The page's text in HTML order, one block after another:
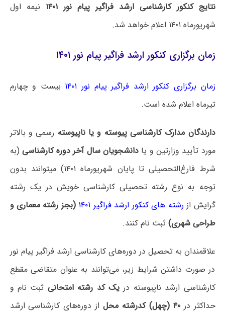
نتایج کنکور کارشناسی ارشد فراگیر پیام نور ۱۴۰۱
نیمه اول
شهریورماه ۱۴۰۱ اعلام خواهد شد.
زمان برگزاری کنکور ارشد فراگیر پیام نور ۱۴۰۱
زمان برگزاری کنکور ارشد فراگیر پیام نور ۱۴۰۱
بیست و چهارم
تیرماه اعلام شده است.
دارندگان مدارک کارشناسی پیوسته و یا ناپیوسته رسمی و بالاتر
مورد تأیید وزارتین و یا دانشجویان سال آخر دوره کارشناسی (به
شرط فارغ‌التحصیلی تا پایان شهریورماه ۱۴۰۱) میتوانند بدون
توجه به نوع رشته تحصیلی کارشناسی خویش در یک رشته
گرایش از رشته‌ های کنکور ارشد فراگیر ۱۴۰۱
(بجز رشته معماری و
طراحی شهری) ثبت نام کنند.
علاقمندان به تحصیل در دوره‌های کارشناسی ارشد فراگیر پیام نور
در صورت داشتن شرایط زیر، می‌توانند به عنوان متقاضی مقطع
کارشناسی ارشد ناپیوسته دریک کد رشته امتحانی ثبت نام و
حداکثر در ۴۰ (چهل) کدرشته محل
از دوره‌های کارشناسی ارشد